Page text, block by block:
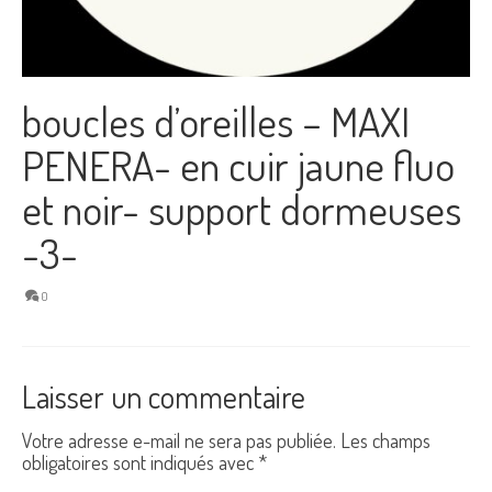
boucles d’oreilles – MAXI
PENERA- en cuir jaune fluo
et noir- support dormeuses
-3-
0
Laisser un commentaire
Votre adresse e-mail ne sera pas publiée. Les champs
obligatoires sont indiqués avec *